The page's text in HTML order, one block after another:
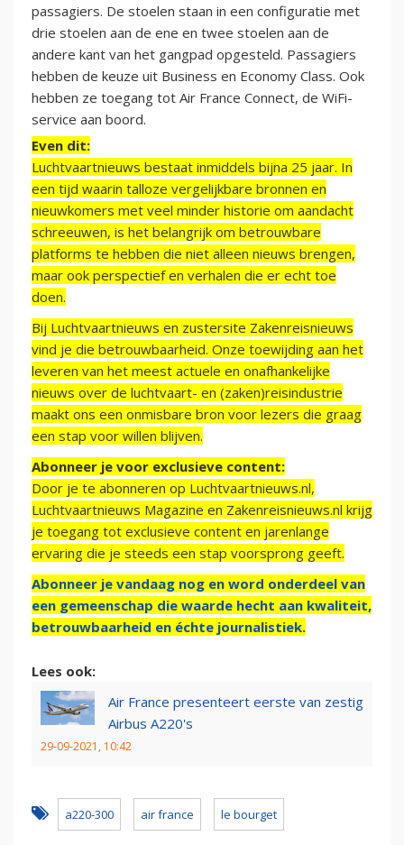
passagiers. De stoelen staan in een configuratie met
drie stoelen aan de ene en twee stoelen aan de
andere kant van het gangpad opgesteld. Passagiers
hebben de keuze uit Business en Economy Class. Ook
hebben ze toegang tot Air France Connect, de WiFi-
service aan boord.
Even dit:
Luchtvaartnieuws bestaat inmiddels bijna 25 jaar. In
een tijd waarin talloze vergelijkbare bronnen en
nieuwkomers met veel minder historie om aandacht
schreeuwen, is het belangrijk om betrouwbare
platforms te hebben die niet alleen nieuws brengen,
maar ook perspectief en verhalen die er echt toe
doen.
Bij Luchtvaartnieuws en zustersite Zakenreisnieuws
vind je die betrouwbaarheid. Onze toewijding aan het
leveren van het meest actuele en onafhankelijke
nieuws over de luchtvaart- en (zaken)reisindustrie
maakt ons een onmisbare bron voor lezers die graag
een stap voor willen blijven.
Abonneer je voor exclusieve content:
Door je te abonneren op Luchtvaartnieuws.nl,
Luchtvaartnieuws Magazine en Zakenreisnieuws.nl krijg
je toegang tot exclusieve content en jarenlange
ervaring die je steeds een stap voorsprong geeft.
Abonneer je vandaag nog en word onderdeel van
een gemeenschap die waarde hecht aan kwaliteit,
betrouwbaarheid en échte journalistiek.
Lees ook:
Air France presenteert eerste van zestig
Airbus A220's
29-09-2021, 10:42
a220-300 air france le bourget